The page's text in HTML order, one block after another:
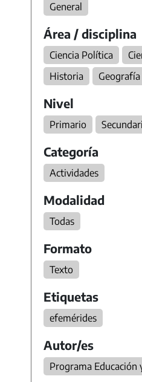
General
Área / disciplina
Ciencia Política
Historia
Geografía
Nivel
Primario
Categoría
Actividades
Modalidad
Todas
Formato
Texto
Etiquetas
efemérides
Autor/es
Programa Educación